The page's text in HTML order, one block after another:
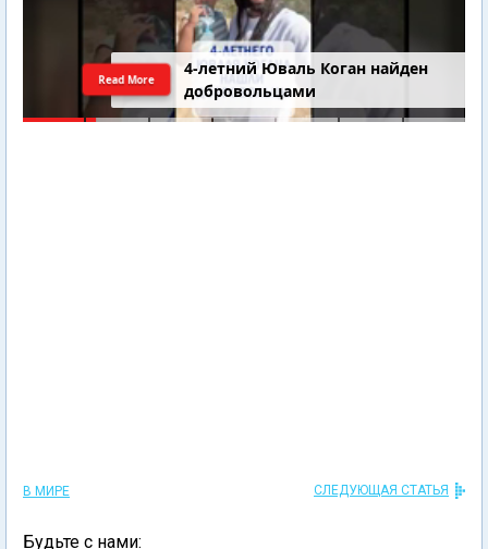
4-летний Юваль Коган найден
добровольцами
Read More
В МИРЕ СЛЕДУЮЩАЯ СТАТЬЯ
Будьте с нами: